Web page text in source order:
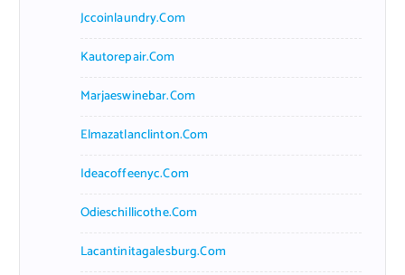
Jccoinlaundry.com
Kautorepair.com
Marjaeswinebar.com
Elmazatlanclinton.com
Ideacoffeenyc.com
Odieschillicothe.com
Lacantinitagalesburg.com